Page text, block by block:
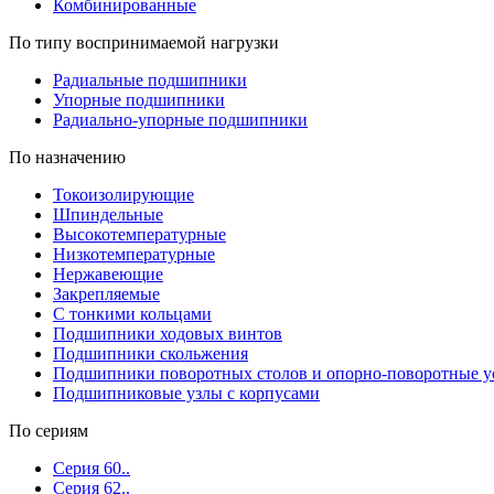
Комбинированные
По типу воспринимаемой нагрузки
Радиальные подшипники
Упорные подшипники
Радиально-упорные подшипники
По назначению
Токоизолирующие
Шпиндельные
Высокотемпературные
Низкотемпературные
Нержавеющие
Закрепляемые
С тонкими кольцами
Подшипники ходовых винтов
Подшипники скольжения
Подшипники поворотных столов и опорно-поворотные
Подшипниковые узлы с корпусами
По сериям
Серия 60..
Серия 62..